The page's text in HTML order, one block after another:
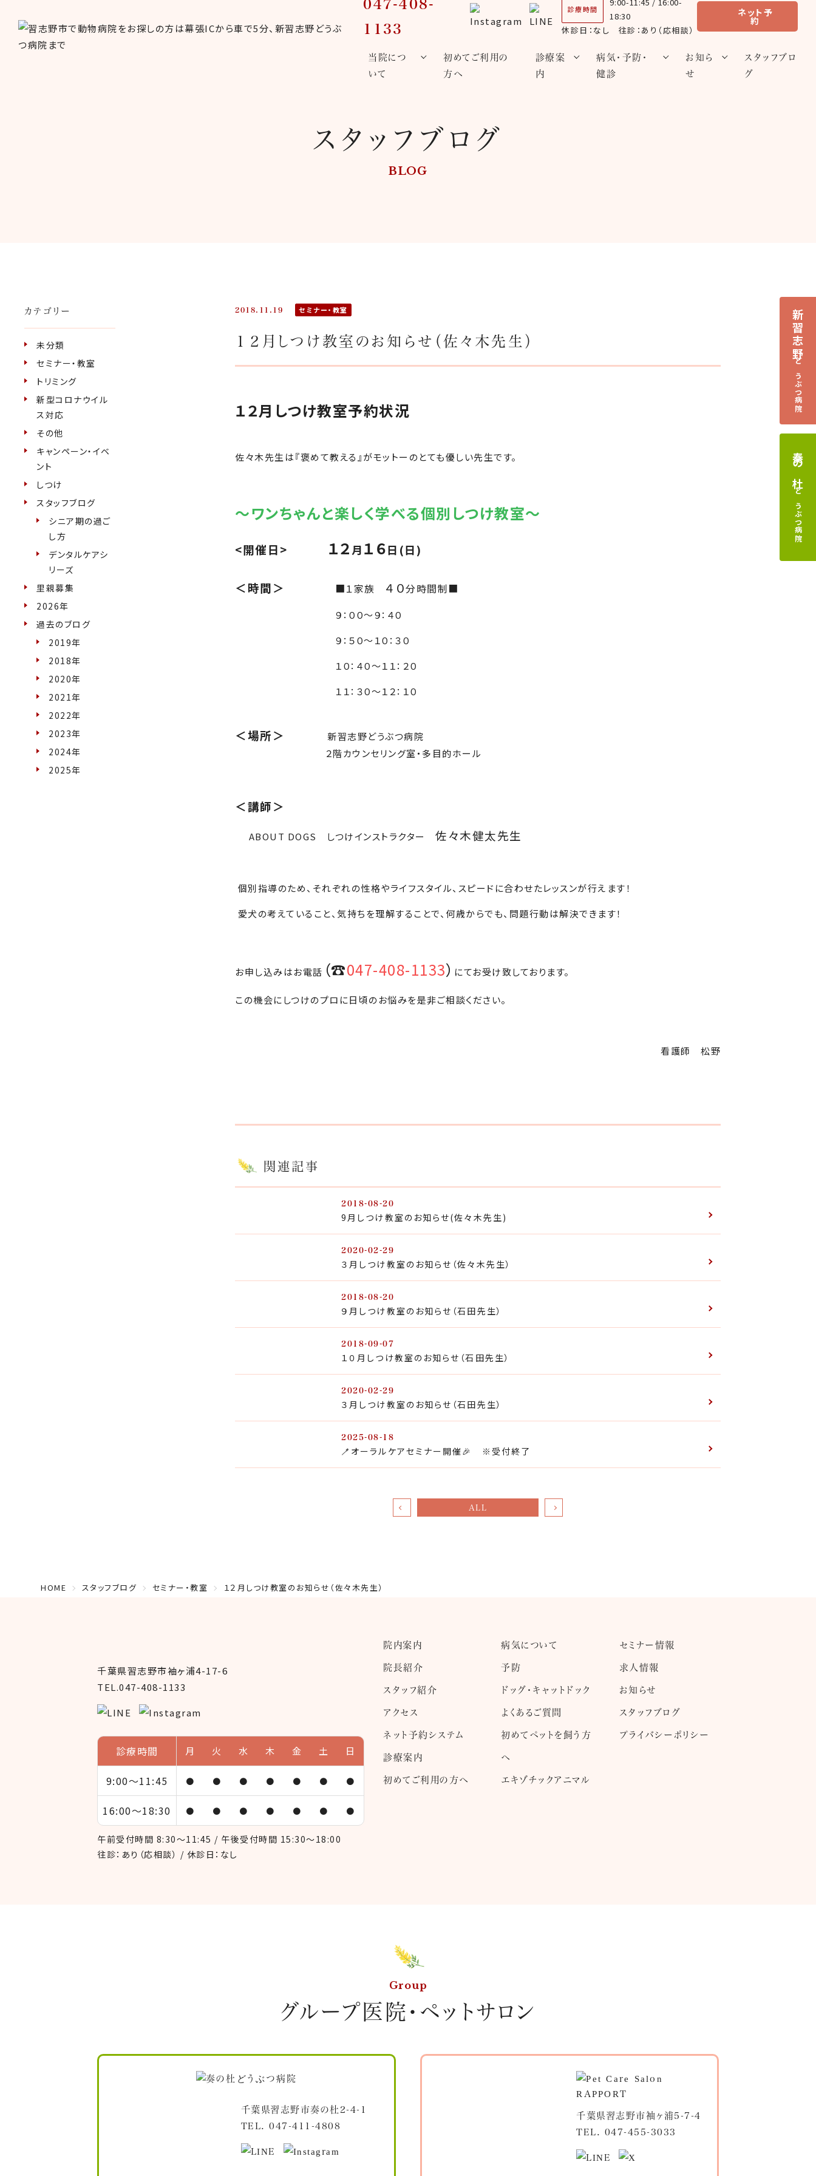
1133
診療時間
18:30
休診日：なし 往診：あり（応相談）
ネット予
約
当院につ
いて
初めてご利用の
方へ
診療案
内
病気・予防・
健診
お知ら
せ
スタッフブロ
グ
スタッフブログ
BLOG
カテゴリー
未分類
セミナー・教室
トリミング
新型コロナウイル
ス対応
その他
キャンペーン・イベ
ント
しつけ
スタッフブログ
シニア期の過ご
し方
デンタルケアシ
リーズ
里親募集
2026年
過去のブログ
2019年
2018年
2020年
2021年
2022年
2023年
2024年
2025年
2018.11.19 セミナー・教室
１２月しつけ教室のお知らせ（佐々木先生）
１２月しつけ教室予約状況
佐々木先生は『褒めて教える』がモットーのとても優しい先生です。
～ワンちゃんと楽しく学べる個別しつけ教室～
<開催日> １２月１６日(日)
＜時間＞ ■１家族 ４０分時間制■
９：００〜９：４０
９：５０〜１０：３０
１０：４０〜１１：２０
１１：３０〜１２：１０
＜場所＞
新習志野どうぶつ病院
２階カウンセリング室・多目的ホール
＜講師＞
ABOUT DOGS しつけインストラクター 佐々木健太先生
個別指導のため、それぞれの性格やライフスタイル、スピードに合わせたレッスンが行えます！
愛犬の考えていること、気持ちを理解することで、何歳からでも、問題行動は解決できます！
お申し込みはお電話 （☎047-408-1133） にてお受け致しております。
この機会にしつけのプロに日頃のお悩みを是非ご相談ください。
看護師 松野
関連記事
2018-08-20
9月しつけ教室のお知らせ(佐々木先生)
2020-02-29
３月しつけ教室のお知らせ（佐々木先生）
2018-08-20
９月しつけ教室のお知らせ（石田先生）
2018-09-07
１０月しつけ教室のお知らせ（石田先生）
2020-02-29
３月しつけ教室のお知らせ（石田先生）
2025-08-18
🪥オーラルケアセミナー開催🎉 ※受付終了
ALL
HOME スタッフブログ セミナー・教室 １２月しつけ教室のお知らせ（佐々木先生）
千葉県習志野市袖ヶ浦4-17-6
TEL.047-408-1133
診療時間 月 火 水 木 金 土 日
9:00～11:45 ● ● ● ● ● ● ●
16:00～18:30 ● ● ● ● ● ● ●
午前受付時間 8:30～11:45 / 午後受付時間 15:30～18:00
往診：あり（応相談） / 休診日：なし
院内案内
院長紹介
スタッフ紹介
アクセス
ネット予約システム
診療案内
初めてご利用の方へ
病気について
予防
ドッグ・キャットドック
よくあるご質問
初めてペットを飼う方
へ
エキゾチックアニマル
セミナー情報
求人情報
お知らせ
スタッフブログ
プライバシーポリシー
Group
グループ医院・ペットサロン
千葉県習志野市奏の杜2-4-1
TEL.047-411-4808
千葉県習志野市袖ヶ浦5-7-4
TEL. 047-455-3033
新習志野
どうぶつ病院
奏の杜
どうぶつ病院